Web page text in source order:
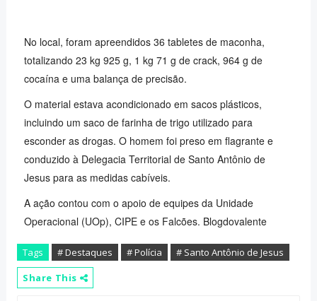
No local, foram apreendidos 36 tabletes de maconha,
totalizando 23 kg 925 g, 1 kg 71 g de crack, 964 g de
cocaína e uma balança de precisão.
O material estava acondicionado em sacos plásticos,
incluindo um saco de farinha de trigo utilizado para
esconder as drogas. O homem foi preso em flagrante e
conduzido à Delegacia Territorial de Santo Antônio de
Jesus para as medidas cabíveis.
A ação contou com o apoio de equipes da Unidade
Operacional (UOp), CIPE e os Falcões. Blogdovalente
Tags # Destaques # Polícia
# Santo Antônio de Jesus
Share This